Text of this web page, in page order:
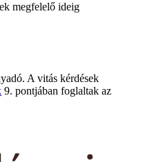
megfelelő ideig
A vitás kérdések
9. pontjában foglaltak az